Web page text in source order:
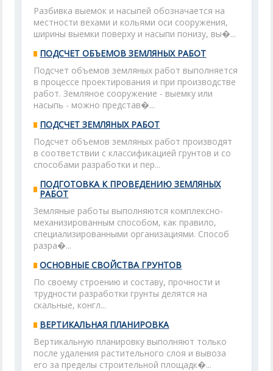
Разбивка выемок и насыпей обозначается на
местности вехами и кольями оси сооружения,
ширины выемки поверху и насыпи понизу, вы�...
ПОДСЧЕТ ОБЪЕМОВ ЗЕМЛЯНЫХ РАБОТ
Подсчет объемов земляных работ выполняется
в процессе проектирования и при производстве
работ. Земляное сооружение - выемку или
насыпь - можно представ�...
ПОДСЧЕТ ЗЕМЛЯНЫХ РАБОТ
Подсчет объемов земляных работ производят
в соответствии с классификацией грунтов и со
способами разработки и пер...
ПОДГОТОВКА К ПРОВЕДЕНИЮ ЗЕМЛЯНЫХ
РАБОТ
Земляные работы выполняются комплексно-
механизированным способом, как правило,
специализированными организациями. Способ
разра�...
ОСНОВНЫЕ СВОЙСТВА ГРУНТОВ
По своему строению и составу, прочности и
трудности разработки грунты делятся на
скальные, конгл...
ВЕРТИКАЛЬНАЯ ПЛАНИРОВКА
Вертикальную планировку выполняют только
после удаления растительного слоя и вывоза
его за пределы строительной площадк�...